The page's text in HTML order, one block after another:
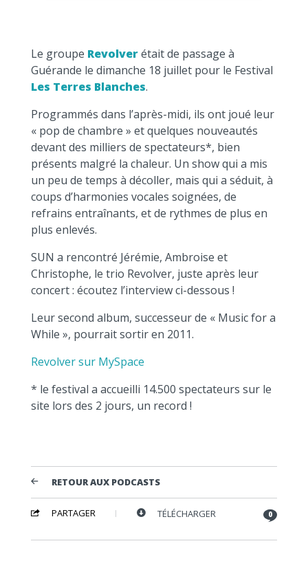
Le groupe Revolverétait de passage à
Guérande le dimanche 18 juillet pour le Festival
Les Terres Blanches.
Programmés dans l’après-midi, ils ont joué leur
« pop de chambre » et quelques nouveautés
devant des milliers de spectateurs*, bien
présents malgré la chaleur. Un show qui a mis
un peu de temps à décoller, mais qui a séduit, à
coups d’harmonies vocales soignées, de
refrains entraînants, et de rythmes de plus en
plus enlevés.
SUN a rencontré Jérémie, Ambroise et
Christophe, le trio Revolver, juste après leur
concert : écoutez l’interview ci-dessous !
Leur second album, successeur de « Music for a
While », pourrait sortir en 2011.
Revolver sur MySpace
* le festival a accueilli 14.500 spectateurs sur le
site lors des 2 jours, un record !
RETOUR AUX PODCASTS
PARTAGER TÉLÉCHARGER 0